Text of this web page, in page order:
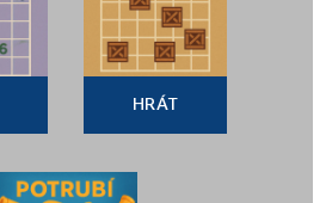
HRÁT